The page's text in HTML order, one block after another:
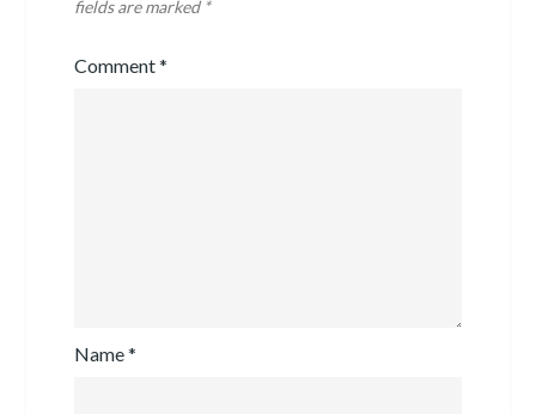
fields are marked *
Comment*
Name*